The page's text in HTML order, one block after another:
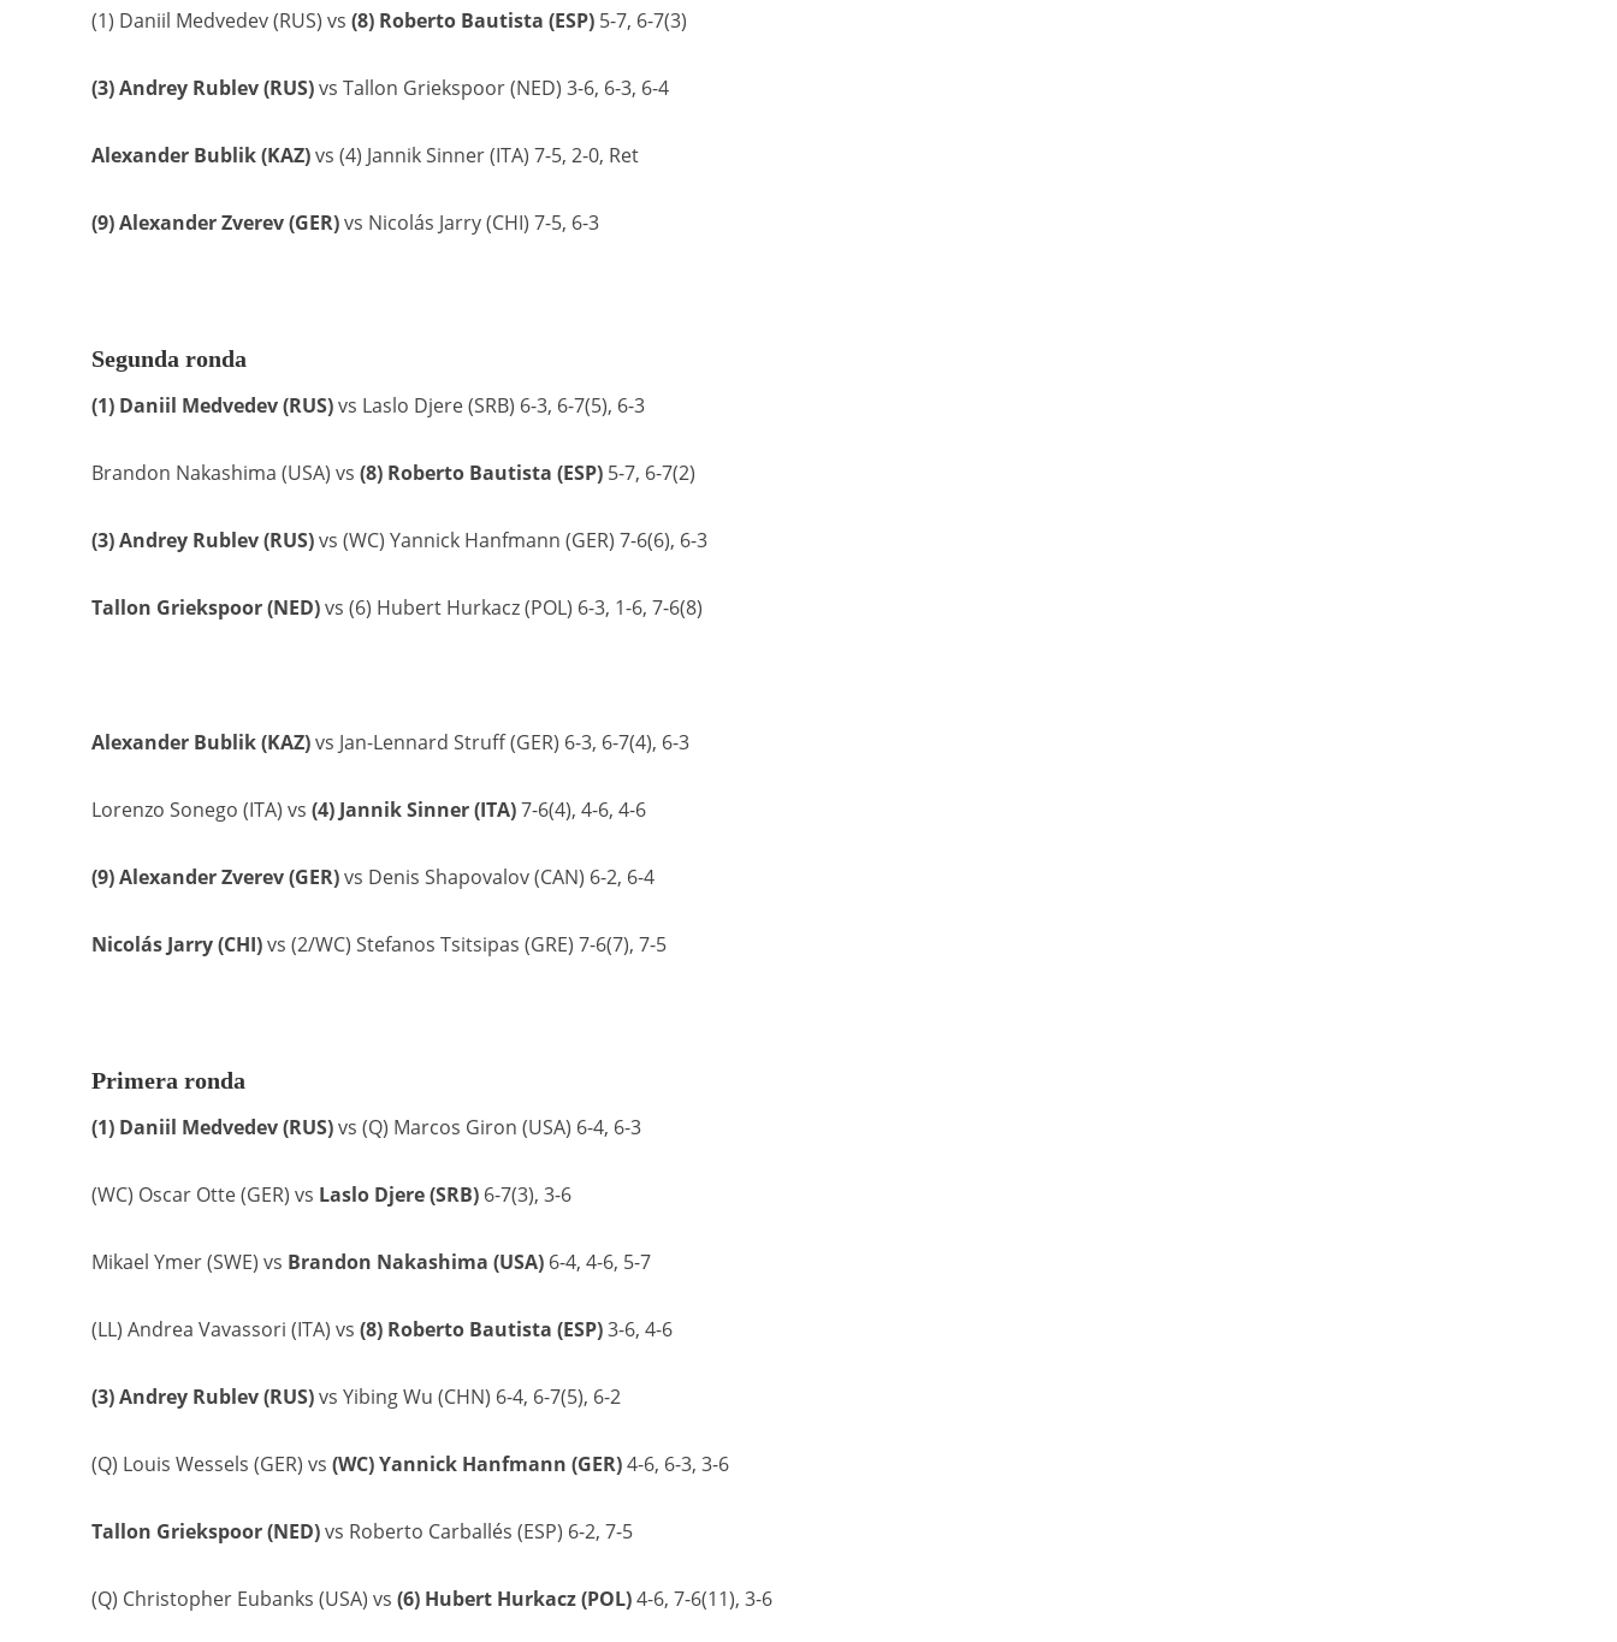
(1) Daniil Medvedev (RUS) vs (8) Roberto Bautista (ESP)5-7, 6-7(3)
(3) Andrey Rublev (RUS)vs Tallon Griekspoor (NED) 3-6, 6-3, 6-4
Alexander Bublik (KAZ)vs (4) Jannik Sinner (ITA) 7-5, 2-0, Ret
(9) Alexander Zverev (GER)vs Nicolás Jarry (CHI) 7-5, 6-3
Segunda ronda
(1) Daniil Medvedev (RUS)vs Laslo Djere (SRB) 6-3, 6-7(5), 6-3
Brandon Nakashima (USA) vs (8) Roberto Bautista (ESP)5-7, 6-7(2)
(3) Andrey Rublev (RUS)vs (WC) Yannick Hanfmann (GER) 7-6(6), 6-3
Tallon Griekspoor (NED)vs (6) Hubert Hurkacz (POL) 6-3, 1-6, 7-6(8)
Alexander Bublik (KAZ)vs Jan-Lennard Struff (GER) 6-3, 6-7(4), 6-3
Lorenzo Sonego (ITA) vs (4) Jannik Sinner (ITA)7-6(4), 4-6, 4-6
(9) Alexander Zverev (GER)vs Denis Shapovalov (CAN) 6-2, 6-4
Nicolás Jarry (CHI)vs (2/WC) Stefanos Tsitsipas (GRE) 7-6(7), 7-5
Primera ronda
(1) Daniil Medvedev (RUS)vs (Q) Marcos Giron (USA) 6-4, 6-3
(WC) Oscar Otte (GER) vs Laslo Djere (SRB)6-7(3), 3-6
Mikael Ymer (SWE) vs Brandon Nakashima (USA)6-4, 4-6, 5-7
(LL) Andrea Vavassori (ITA) vs (8) Roberto Bautista (ESP)3-6, 4-6
(3) Andrey Rublev (RUS)vs Yibing Wu (CHN) 6-4, 6-7(5), 6-2
(Q) Louis Wessels (GER) vs (WC) Yannick Hanfmann (GER)4-6, 6-3, 3-6
Tallon Griekspoor (NED)vs Roberto Carballés (ESP) 6-2, 7-5
(Q) Christopher Eubanks (USA) vs (6) Hubert Hurkacz (POL)4-6, 7-6(11), 3-6